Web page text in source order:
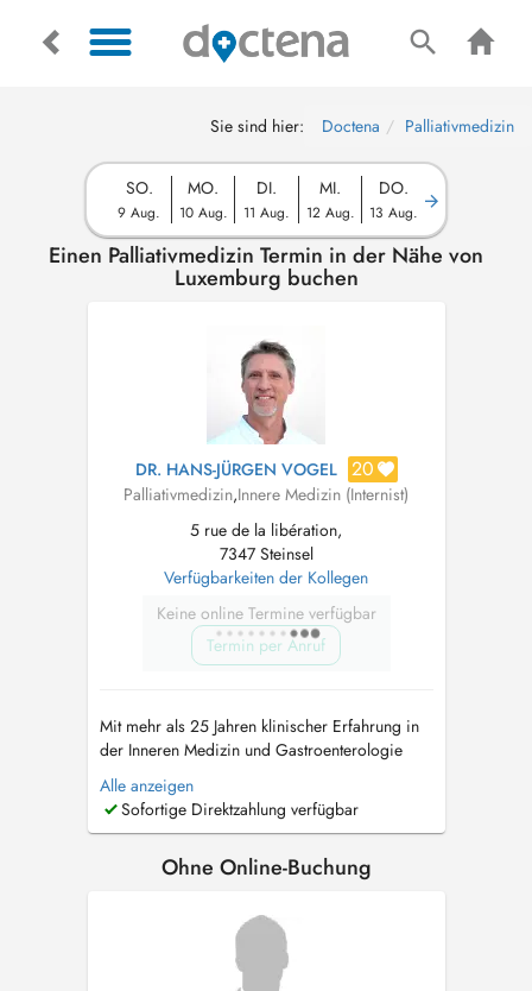
Sie sind hier: Doctena Palliativmedizin
SO.
9 Aug.
MO.
10 Aug.
DI.
11 Aug.
MI.
12 Aug.
DO.
13 Aug.
Einen Palliativmedizin Termin in der Nähe von
Luxemburg buchen
DR. HANS-JÜRGEN VOGEL 20
Palliativmedizin,Innere Medizin (Internist)
5 rue de la libération,
7347 Steinsel
Verfügbarkeiten der Kollegen
Keine online Termine verfügbar
Termin per Anruf
Mit mehr als 25 Jahren klinischer Erfahrung in
der Inneren Medizin und Gastroenterologie
begleitet Dr. Hans-Jürgen Vogel seine
Patientinnen und Patienten mit fachlicher
Kompetenz, menschlicher Nähe und einem
Krankheit. Seine langjährigen Tätigkeiten als
Alle anzeigen
Sofortige Direktzahlung verfügbar
Ohne Online-Buchung